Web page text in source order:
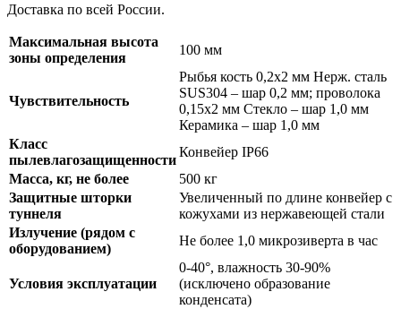
Доставка по всей России.
Максимальная высота
зоны определения
100 мм
Чувствительность
Рыбья кость 0,2х2 мм Нерж. сталь
SUS304 – шар 0,2 мм; проволока
0,15х2 мм Стекло – шар 1,0 мм
Керамика – шар 1,0 мм
Класс
пылевлагозащищенности
Конвейер IP66
Масса, кг, не более
500 кг
Защитные шторки
туннеля
Увеличенный по длине конвейер с
кожухами из нержавеющей стали
Излучение (рядом с
оборудованием)
Не более 1,0 микрозиверта в час
Условия эксплуатации
0-40°, влажность 30-90%
(исключено образование
конденсата)